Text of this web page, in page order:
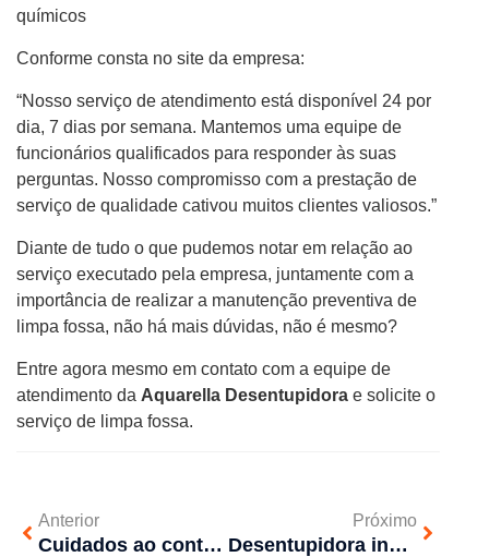
químicos
Conforme consta no site da empresa:
“Nosso serviço de atendimento está disponível 24 por
dia, 7 dias por semana. Mantemos uma equipe de
funcionários qualificados para responder às suas
perguntas. Nosso compromisso com a prestação de
serviço de qualidade cativou muitos clientes valiosos.”
Diante de tudo o que pudemos notar em relação ao
serviço executado pela empresa, juntamente com a
importância de realizar a manutenção preventiva de
limpa fossa, não há mais dúvidas, não é mesmo?
Entre agora mesmo em contato com a equipe de
atendimento da Aquarella Desentupidora e solicite o
serviço de limpa fossa.
Anterior
Cuidados ao contratar uma desentupidora durante a pandemia
Próximo
Desentupidora investe em agilidade no atendimento para atrair novos clientes